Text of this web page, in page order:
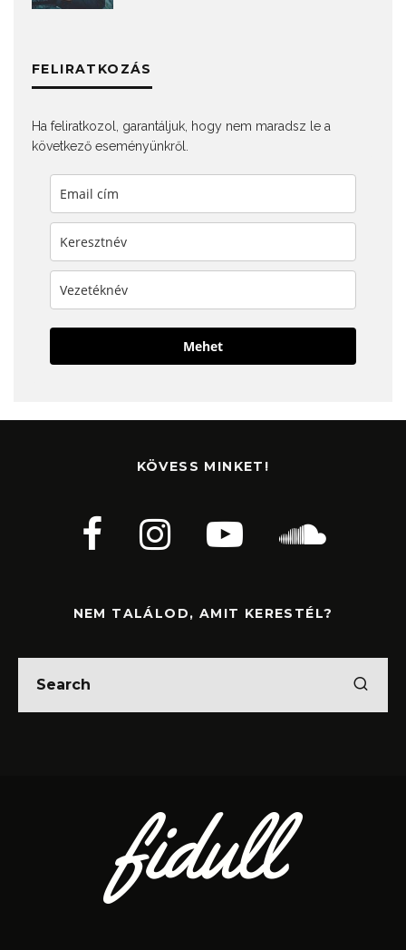
FELIRATKOZÁS
Ha feliratkozol, garantáljuk, hogy nem maradsz le a
következő eseményünkről.
Mehet
KÖVESS MINKET!
NEM TALÁLOD, AMIT KERESTÉL?